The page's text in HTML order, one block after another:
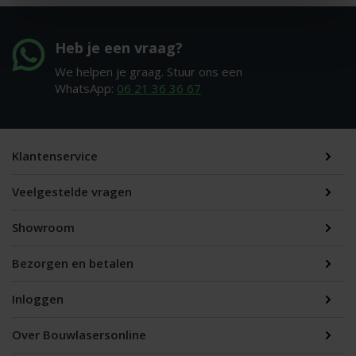
Heb je een vraag?
We helpen je graag. Stuur ons een
WhatsApp: 06 21 36 36 67
Klantenservice
Veelgestelde vragen
Showroom
Bezorgen en betalen
Inloggen
Over Bouwlasersonline